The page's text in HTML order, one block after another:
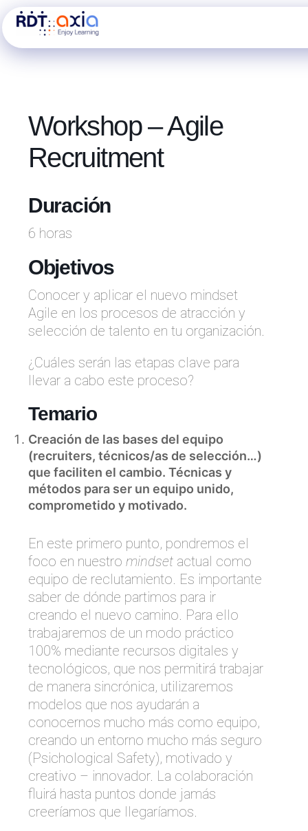
al
Workshop – Agile
Recruitment
Duración
6 horas
Objetivos
Conocer y aplicar el nuevo mindset
Agile en los procesos de atracción y
selección de talento en tu organización.
¿Cuáles serán las etapas clave para
llevar a cabo este proceso?
Temario
Creación de las bases del equipo
(recruiters, técnicos/as de selección…)
que faciliten el cambio. Técnicas y
métodos para ser un equipo unido,
comprometido y motivado.
En este primero punto, pondremos el
foco en nuestro mindsetactual como
equipo de reclutamiento. Es importante
saber de dónde partimos para ir
creando el nuevo camino. Para ello
trabajaremos de un modo práctico
100% mediante recursos digitales y
tecnológicos, que nos permitirá trabajar
de manera sincrónica, utilizaremos
modelos que nos ayudarán a
conocernos mucho más como equipo,
creando un entorno mucho más seguro
(Psichological Safety), motivado y
creativo – innovador. La colaboración
fluirá hasta puntos donde jamás
creeríamos que llegaríamos.